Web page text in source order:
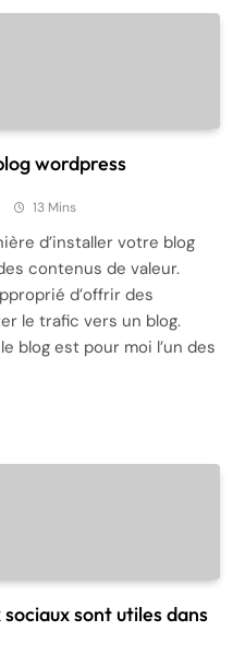
wordpress
13 Mins
d’installer votre blog
contenus de valeur.
d’offrir des
le trafic vers un blog.
blog est pour moi l’un des
sociaux sont utiles dans